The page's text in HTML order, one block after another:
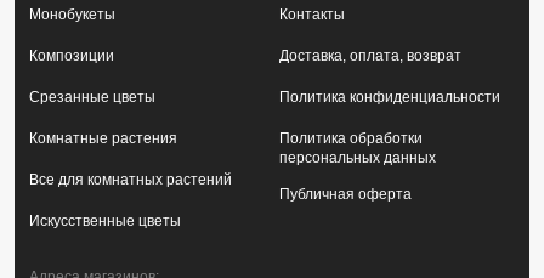
Монобукеты
Композиции
Срезанные цветы
Комнатные растения
Все для комнатных растений
Искусственные цветы
Контакты
Доставка, оплата, возврат
Политика конфиденциальности
Политика обработки
персональных данных
Публичная оферта